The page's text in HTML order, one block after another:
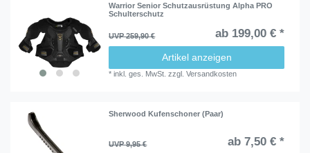
Warrior Senior Schutzausrüstung Alpha PRO
Schulterschutz
UVP 259,90 € ab 199,00 € *
Artikel anzeigen
*inkl. ges. MwSt. zzgl.Versandkosten
Sherwood Kufenschoner (Paar)
UVP 9,95 € ab 7,50 € *